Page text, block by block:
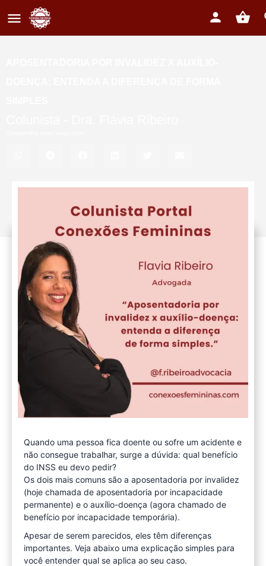
Quando uma pessoa fica doente ou sofre um acidente e
não consegue trabalhar, surge a dúvida: qual benefício
do INSS eu devo pedir?
Os dois mais comuns são a aposentadoria por invalidez
(hoje chamada de aposentadoria por incapacidade
permanente) e o auxílio-doença (agora chamado de
benefício por incapacidade temporária).
Apesar de serem parecidos, eles têm diferenças
importantes. Veja abaixo uma explicação simples para
você entender qual se aplica ao seu caso.